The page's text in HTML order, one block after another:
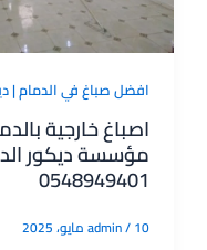
افضل صباغ في الدمام |
اصباغ خارجية
مؤسسة ديكور
0548949401
admin/10 مايو، 2025